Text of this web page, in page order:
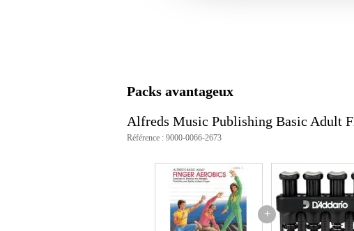
Packs avantageux
Alfreds Music Publishing Basic Adult
Référence : 9000-0066-2673
+